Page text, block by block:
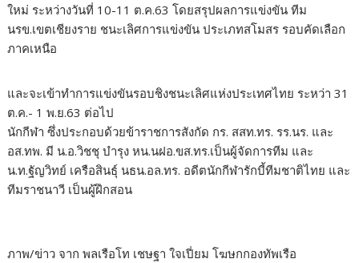
ใหม่ ระหว่างวันที่ 10-11 ต.ค.63 โดยสรุปผลการแข่งขัน ทีม
นรข.เขตเชียงราย ชนะเลิศการแข่งขัน ประเภทสโมสร รอบคัดเลือก
ภาคเหนือ
และจะเข้าทำการแข่งขันรอบชิงชนะเลิศแห่งประเทศไทย ระหว่า 31
ต.ค.- 1 พ.ย.63 ต่อไป
นักกีฬา ซึ่งประกอบด้วยข้าราชการสังกัด กร. สสท.ทร. รร.นร. และ
อส.ทพ. มี น.อ.วิชชุ บำรุง หน.นฝอ.ขส.ทร.เป็นผู้จัดการทีม และ
น.ท.ฐัญวิทย์ เครือสินธ์ุ นธน.อล.ทร. อดีตนักกีฬารักบี้ทีมชาติไทย และ
ทีมราชนาวี เป็นผู้ฝึกสอน
ภาพ/ข่าว จาก พลเรือโท เชษฐา ใจเปี่ยม โฆษกกองทัพเรือ